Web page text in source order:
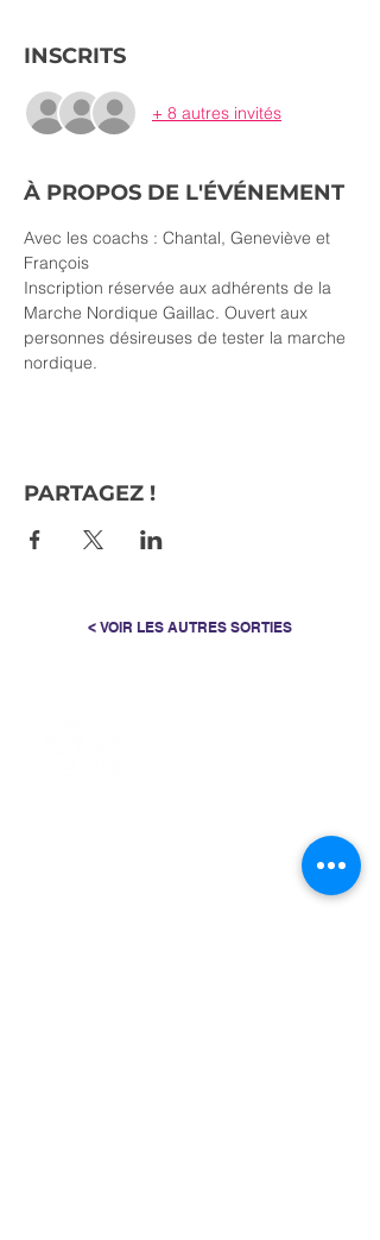
INSCRITS
+ 8 autres invités
À PROPOS DE L'ÉVÉNEMENT
Avec les coachs : Chantal, Geneviève et
François
Inscription réservée aux adhérents de la
Marche Nordique Gaillac. Ouvert aux
personnes désireuses de tester la marche
nordique.
PARTAGEZ !
< VOIR LES AUTRES SORTIES